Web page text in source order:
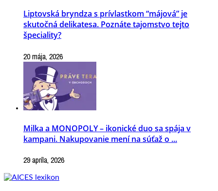
Liptovská bryndza s prívlastkom “májová” je
skutočná delikatesa. Poznáte tajomstvo tejto
špeciality?
20 mája, 2026
Milka a MONOPOLY – ikonické duo sa spája v
kampani. Nakupovanie mení na súťaž o ...
29 apríla, 2026